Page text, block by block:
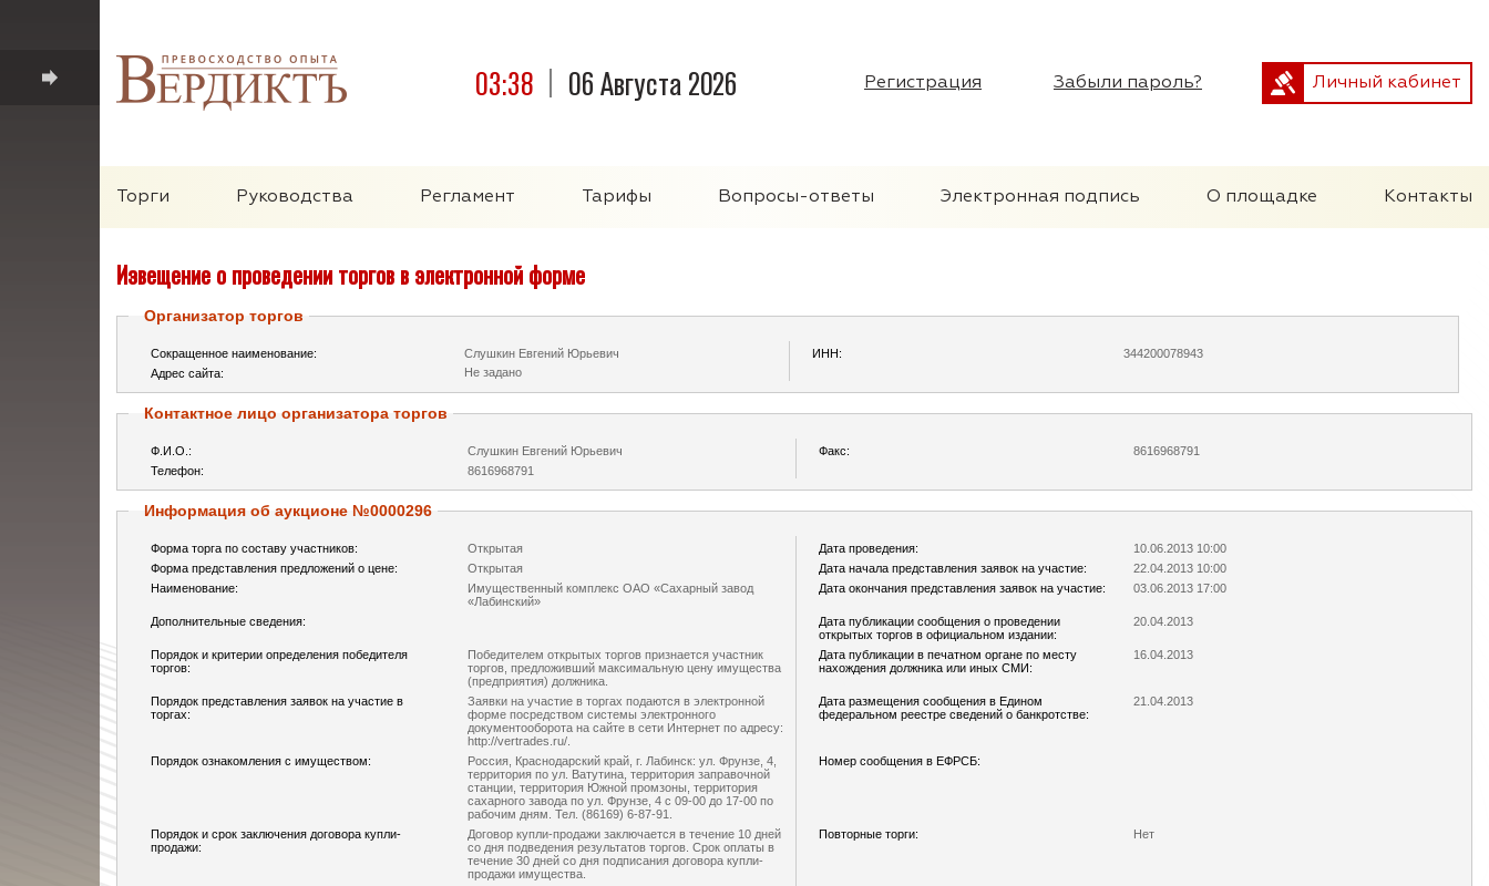
03:38 06 Августа 2026 Регистрация Забыли пароль? Личный кабинет
Торги Руководства Регламент Тарифы Вопросы-ответы Электронная подпись О площадке Контакты
Извещение о проведении торгов в электронной форме
Организатор торгов
Сокращенное наименование: Слушкин Евгений Юрьевич ИНН:
344200078943
Адрес сайта:
Не задано
Контактное лицо организатора торгов
Ф.И.О.: Слушкин Евгений Юрьевич Факс:
8616968791
Телефон:
8616968791
Информация об аукционе №0000296
Форма торга по составу участников: Открытая Дата проведения:
10.06.2013 10:00
Форма представления предложений о цене:
Открытая Дата начала представления заявок на участие:
22.04.2013 10:00
Наименование:
Имущественный комплекс ОАО «Сахарный завод
«Лабинский»
Дата окончания представления заявок на участие: 03.06.2013 17:00
Дополнительные сведения:
Дата публикации сообщения о проведении
открытых торгов в официальном издании:
20.04.2013
Порядок и критерии определения победителя
торгов:
Победителем открытых торгов признается участник
торгов, предложивший максимальную цену имущества
(предприятия) должника.
Дата публикации в печатном органе по месту
нахождения должника или иных СМИ:
16.04.2013
Порядок представления заявок на участие в
торгах:
Заявки на участие в торгах подаются в электронной
форме посредством системы электронного
документооборота на сайте в сети Интернет по адресу:
http://vertrades.ru/.
Дата размещения сообщения в Едином
федеральном реестре сведений о банкротстве:
21.04.2013
Порядок ознакомления с имуществом:
Россия, Краснодарский край, г. Лабинск: ул. Фрунзе, 4,
территория по ул. Ватутина, территория заправочной
станции, территория Южной промзоны, территория
сахарного завода по ул. Фрунзе, 4 с 09-00 до 17-00 по
рабочим дням. Тел. (86169) 6-87-91.
Номер сообщения в ЕФРСБ:
Порядок и срок заключения договора купли-
продажи:
Договор купли-продажи заключается в течение 10 дней
со дня подведения результатов торгов. Срок оплаты в
течение 30 дней со дня подписания договора купли-
продажи имущества.
Повторные торги: Нет